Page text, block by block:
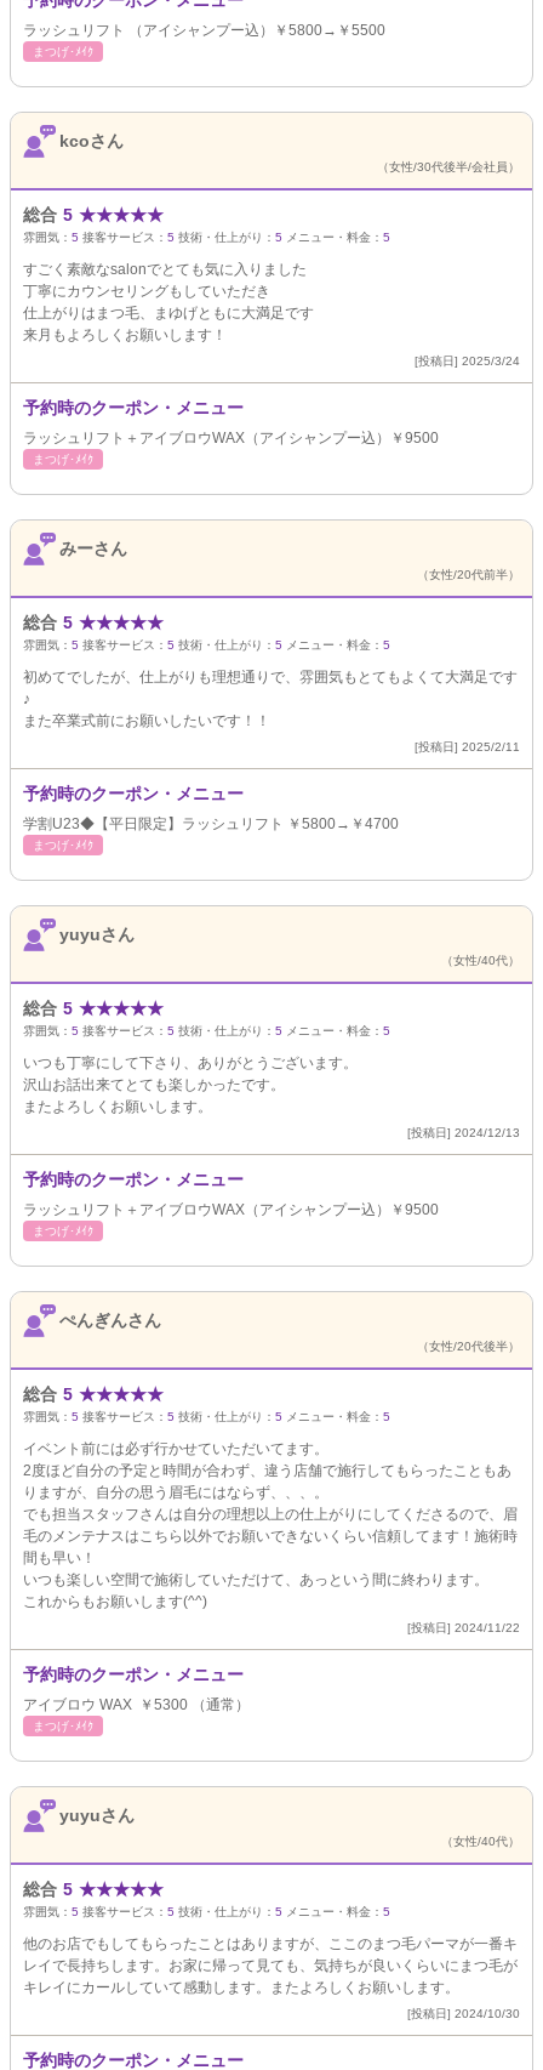
ラッシュリフト （アイシャンプー込）￥5800→￥5500
まつげ･ﾒｲｸ
kcoさん
（女性/30代後半/会社員）
総合 5 ★★★★★
雰囲気： 5 接客サービス： 5 技術・仕上がり： 5 メニュー・料金： 5
すごく素敵なsalonでとても気に入りました
丁寧にカウンセリングもしていただき
仕上がりはまつ毛、まゆげともに大満足です
来月もよろしくお願いします！
[投稿日] 2025/3/24
予約時のクーポン・メニュー
ラッシュリフト＋アイブロウWAX（アイシャンプー込）￥9500
まつげ･ﾒｲｸ
みーさん
（女性/20代前半）
総合 5 ★★★★★
雰囲気： 5 接客サービス： 5 技術・仕上がり： 5 メニュー・料金： 5
初めてでしたが、仕上がりも理想通りで、雰囲気もとてもよくて大満足です
♪
また卒業式前にお願いしたいです！！
[投稿日] 2025/2/11
予約時のクーポン・メニュー
学割U23◆【平日限定】ラッシュリフト ￥5800→￥4700
まつげ･ﾒｲｸ
yuyuさん
（女性/40代）
総合 5 ★★★★★
雰囲気： 5 接客サービス： 5 技術・仕上がり： 5 メニュー・料金： 5
いつも丁寧にして下さり、ありがとうございます。
沢山お話出来てとても楽しかったです。
またよろしくお願いします。
[投稿日] 2024/12/13
予約時のクーポン・メニュー
ラッシュリフト＋アイブロウWAX（アイシャンプー込）￥9500
まつげ･ﾒｲｸ
ぺんぎんさん
（女性/20代後半）
総合 5 ★★★★★
雰囲気： 5 接客サービス： 5 技術・仕上がり： 5 メニュー・料金： 5
イベント前には必ず行かせていただいてます。
2度ほど自分の予定と時間が合わず、違う店舗で施行してもらったこともあ
りますが、自分の思う眉毛にはならず、、、。
でも担当スタッフさんは自分の理想以上の仕上がりにしてくださるので、眉
毛のメンテナスはこちら以外でお願いできないくらい信頼してます！施術時
間も早い！
いつも楽しい空間で施術していただけて、あっという間に終わります。
これからもお願いします(^^)
[投稿日] 2024/11/22
予約時のクーポン・メニュー
アイブロウ WAX ￥5300 （通常）
まつげ･ﾒｲｸ
yuyuさん
（女性/40代）
総合 5 ★★★★★
雰囲気： 5 接客サービス： 5 技術・仕上がり： 5 メニュー・料金： 5
他のお店でもしてもらったことはありますが、ここのまつ毛パーマが一番キ
レイで長持ちします。お家に帰って見ても、気持ちが良いくらいにまつ毛が
キレイにカールしていて感動します。またよろしくお願いします。
[投稿日] 2024/10/30
予約時のクーポン・メニュー